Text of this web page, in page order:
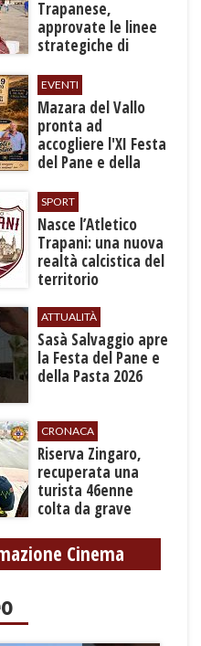
Trapanese,
approvate le linee
strategiche di
Generali il 24
settembre
EVENTI
Mazara del Vallo
pronta ad
accogliere l'XI Festa
del Pane e della
SPORT
Nasce l’Atletico
Trapani: una nuova
realtà calcistica del
territorio
ATTUALITÀ
Sasà Salvaggio apre
la Festa del Pane e
della Pasta 2026
CRONACA
​Riserva Zingaro,
recuperata una
turista 46enne
colta da grave
Cinema